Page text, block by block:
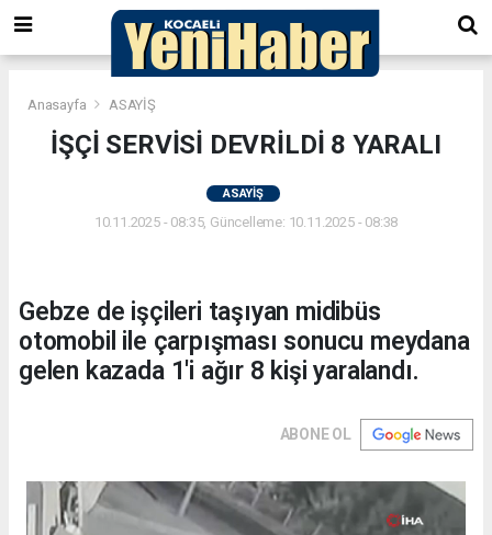
Anasayfa ASAYİŞ
İŞÇİ SERVİSİ DEVRİLDİ 8 YARALI
ASAYİŞ
10.11.2025 - 08:35, Güncelleme: 10.11.2025 - 08:38
Gebze de işçileri taşıyan midibüs
otomobil ile çarpışması sonucu meydana
gelen kazada 1'i ağır 8 kişi yaralandı.
ABONE OL